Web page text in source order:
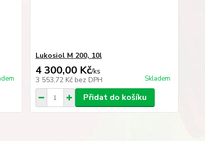
Lukosiol M 200, 10l
4 300,00 Kč/ks
3 553,72 Kč bez DPH Skladem
Přidat do košíku